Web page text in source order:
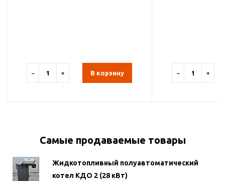
− + В корзину − +
Самые продаваемые товары
Жидкотопливный полуавтоматический
котел КДО 2 (28 кВт)